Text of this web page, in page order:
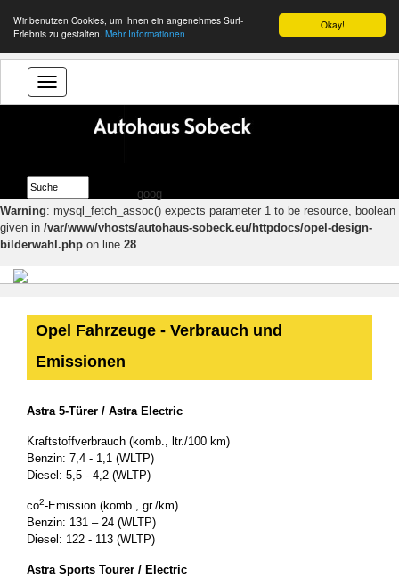
Okay!
Wir benutzen Cookies, um Ihnen ein angenehmes Surf-
Erlebnis zu gestalten. Mehr Informationen
goog
Warning: mysql_fetch_assoc() expects parameter 1 to be resource, boolean
given in /var/www/vhosts/autohaus-sobeck.eu/httpdocs/opel-design-
bilderwahl.php on line 28
Opel Fahrzeuge - Verbrauch und
Emissionen
Astra 5-Türer / Astra Electric
Kraftstoffverbrauch (komb., ltr./100 km)
Benzin: 7,4 - 1,1 (WLTP)
Diesel: 5,5 - 4,2 (WLTP)
co2-Emission (komb., gr./km)
Benzin: 131 – 24 (WLTP)
Diesel: 122 - 113 (WLTP)
Astra Sports Tourer / Electric